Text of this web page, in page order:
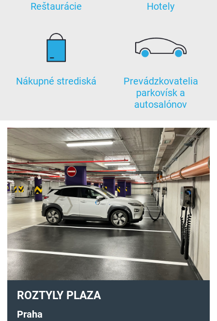
Reštaurácie Hotely
Nákupné strediská
Prevádzkovatelia
parkovísk a
autosalónov
ROZTYLY PLAZA
Praha